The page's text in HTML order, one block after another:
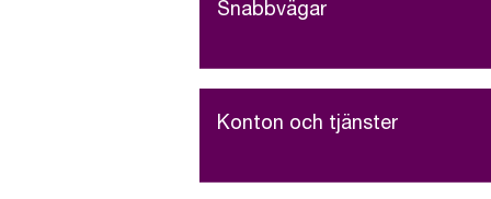
Snabbvägar
Konton och tjänster